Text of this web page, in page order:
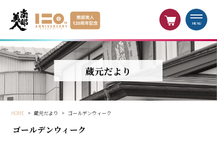
MENU
蔵元だより
HOME > 蔵元だより > ゴールデンウィーク
ゴールデンウィーク